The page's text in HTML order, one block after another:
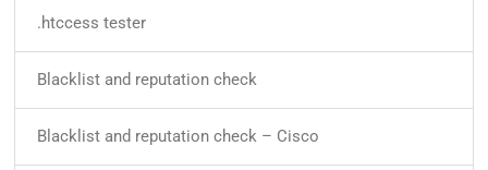
.htccess tester
Blacklist and reputation check
Blacklist and reputation check – Cisco